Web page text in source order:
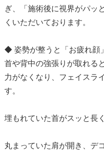
ぎ、「施術後に視界がパッ
くいただいております。
◆ 姿勢が整うと「お疲れ顔
首や背中の強張りが取れる
力がなくなり、フェイスラ
す。
埋もれていた首がスッと長
丸まっていた肩が開き、デ